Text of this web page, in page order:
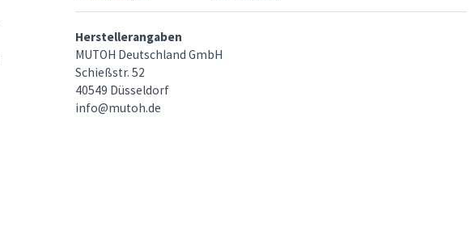
Herstellerangaben
MUTOH Deutschland GmbH
Schießstr. 52
40549 Düsseldorf
info@mutoh.de